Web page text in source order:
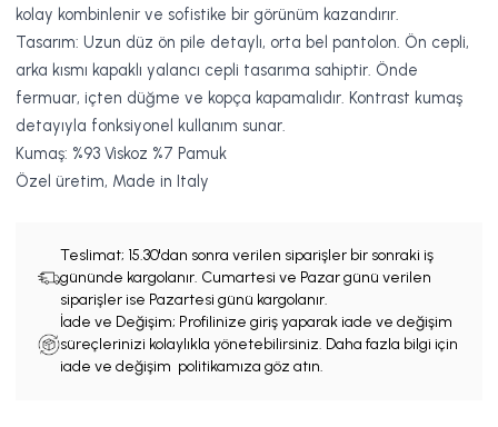
kolay kombinlenir ve sofistike bir görünüm kazandırır.
Tasarım: Uzun düz ön pile detaylı, orta bel pantolon. Ön cepli,
arka kısmı kapaklı yalancı cepli tasarıma sahiptir. Önde
fermuar, içten düğme ve kopça kapamalıdır. Kontrast kumaş
detayıyla fonksiyonel kullanım sunar.
Kumaş: %93 Viskoz %7 Pamuk
Özel üretim, Made in Italy
Teslimat; 15.30'dan sonra verilen siparişler bir sonraki iş
gününde kargolanır. Cumartesi ve Pazar günü verilen
siparişler ise Pazartesi günü kargolanır.
İade ve Değişim; Profilinize giriş yaparak iade ve değişim
süreçlerinizi kolaylıkla yönetebilirsiniz. Daha fazla bilgi için
iade ve değişim politikamıza göz atın.